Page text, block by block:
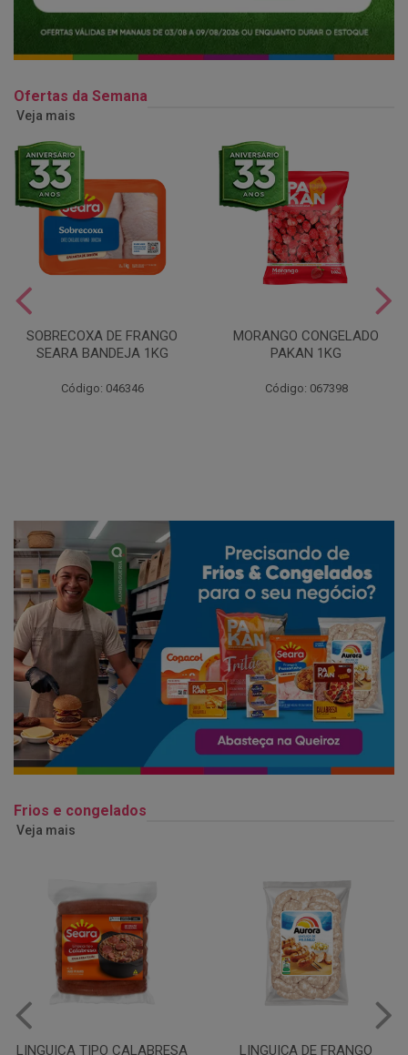
Ofertas da Semana
Veja mais
SOBRECOXA DE FRANGO
SEARA BANDEJA 1KG
Código: 046346
MORANGO CONGELADO
PAKAN 1KG
Código: 067398
Frios e congelados
Veja mais
LINGUIÇA DE FRANGO QUEIJO MUSSARELA